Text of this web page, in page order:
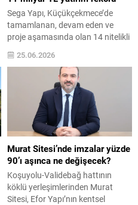
Sega Yapı, Küçükçekmece’de
tamamlanan, devam eden ve
proje aşamasında olan 14 nitelikli
10 yıldır faaliyet gösterdiği
sektörde mevcut proje ve
hedeflerini düzenlediği basın
toplantısıyla tanıtan şirket,
yatırım değeri hızla artan
Küçükçekmece’de ulaşım
ağlarının kalbinde yer alan Sega
Metropark, deniz ve göl
manzarasıyla yalı keyfini yaşatan
Yalı360...
25.06.2026
Murat Sitesi’nde imzalar yüzde
90’ı aşınca ne değişecek?
Koşuyolu-Validebağ hattının
köklü yerleşimlerinden Murat
Sitesi, Efor Yapı’nın kentsel